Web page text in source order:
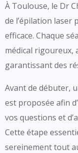
À Toulouse, le Dr
de l’épilation
efficace. Chaque
médical rigoureux,
garantissant des
Avant de débuter,
est proposée afin
vos questions et
Cette étape
sereinement tout